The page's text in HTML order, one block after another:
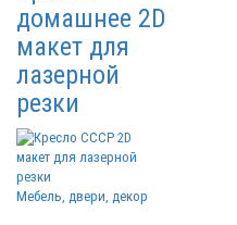
домашнее 2D
макет для
лазерной
резки
Мебель, двери, декор